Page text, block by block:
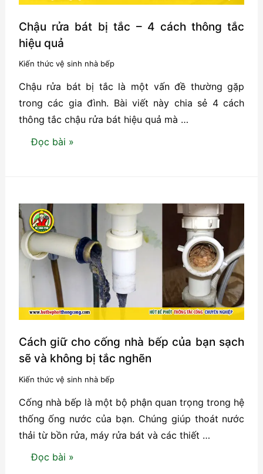
toàn
Chậu rửa bát bị tắc – 4 cách thông tắc
hiệu quả
Kiến thức vệ sinh nhà bếp
Chậu rửa bát bị tắc là một vấn đề thường gặp
trong các gia đình. Bài viết này chia sẻ 4 cách
thông tắc chậu rửa bát hiệu quả mà …
Chậu
tắc
–
4
cách
thông
hiệu
quả
Đọc bài »
Cách giữ cho cống nhà bếp của bạn sạch
sẽ và không bị tắc nghẽn
Kiến thức vệ sinh nhà bếp
Cống nhà bếp là một bộ phận quan trọng trong hệ
thống ống nước của bạn. Chúng giúp thoát nước
thải từ bồn rửa, máy rửa bát và các thiết …
Cách
Đọc bài »